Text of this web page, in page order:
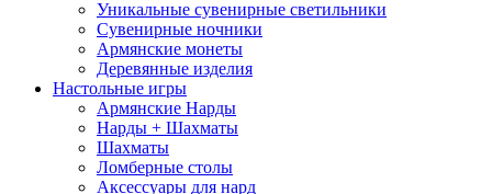
Уникальные сувенирные светильники
Сувенирные ночники
Армянские монеты
Деревянные изделия
Настольные игры
Армянские Нарды
Нарды + Шахматы
Шахматы
Ломберные столы
Аксессуары для нард